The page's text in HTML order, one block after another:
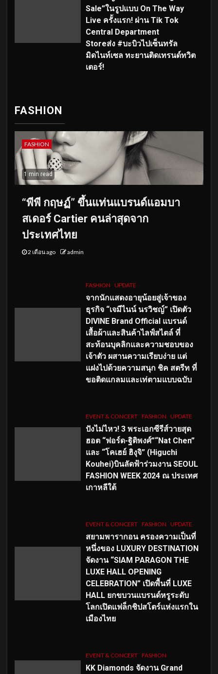
Sale”ในรูปแบบ On The Way
Live ครั้งแรก! ผ่าน Tik Tok
Central Department
Storeส่ง #บะบิวไปเซ็นทรัล
มิดไนท์เซล ทะยานติดเทรนด์ทวิต
เตอร์!
FASHION
FASHION
1 min read
“พีพี กฤษฏ์” ขึ้นแท่นแบรนด์แอมบา
สเดอร์ Cartier คนล่าสุดจาก
ประเทศไทย
2 เดือน ago admin
FASHION UPDATE
จากนักแสดงอายุน้อยสู่เจ้าของ
ธุรกิจ “เจมีไนน์ นรวิชญ์” เปิดตัว
DIVINE Brand Official แบรนด์
เสื้อผ้าและสินค้าไลฟ์สไตล์ ที่
สะท้อนบุคลิกและความชอบของ
เจ้าตัว ผสานความเรียบง่าย แต่
แฝงไปด้วยความสนุก ชิค สตรีท ที่
ขอติดแกลมและเท่ตามแบบฉบับ
EVENT & CONCERT FASHION UPDATE
ปังไม่ไหว! 3 พระเอกซีรีส์วายสุด
ฮอต “ฟอร์ด-ฐิติพงศ์”“Nat Chen”
และ “โคเฮย์ ฮิงุจิ” (Higuchi
Kouhei)บินลัดฟ้าร่วมงาน SEOUL
FASHION WEEK 2024 ณ ประเทศ
เกาหลีใต้
EVENT & CONCERT FASHION UPDATE
สยามพารากอน ครองความเป็นที่
หนึ่งของ LUXURY DESTINATION
จัดงาน “SIAM PARAGON THE
LUXE HALL OPENING
CELEBRATION” เปิดพื้นที่ LUXE
HALL ยกขบวนแบรนด์หรูระดับ
โลกเปิดแฟล็กชิปสโตร์แห่งแรกใน
เมืองไทย
EVENT & CONCERT FASHION
KK Diamonds จัดงาน Grand